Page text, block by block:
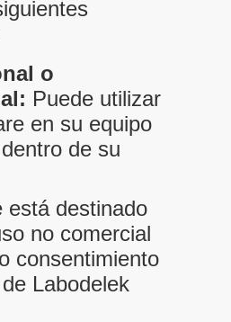
o
Puede utilizar
en su equipo
de su
está destinado
no comercial
consentimiento
Labodelek